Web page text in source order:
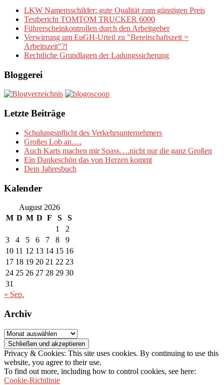
LKW Namensschilder: gute Qualität zum günstigen Preis
Testbericht TOMTOM TRUCKER 6000
Führerscheinkontrollen durch den Arbeitgeber
Verwirrung um EuGH-Urteil zu "Bereitschaftszeit =
Arbeitszeit"?!
Rechtliche Grundlagen der Ladungssicherung
Bloggerei
Letzte Beiträge
Schulungspflicht des Verkehrsunternehmers
Großes Lob an….
Auch Karts machen mir Spass….nicht nur die ganz Großen
Ein Dankeschön das von Herzen kommt
Dein Jahresbuch
Kalender
August 2026
M D M D F S
S
1
2
3
4 5 6 7 8
9
10 11 12 13 14 15 16
17 18 19 20 21 22 23
24 25 26 27 28 29 30
31
« Sep.
Archiv
Archiv
Privacy & Cookies: This site uses cookies. By continuing to use this
website, you agree to their use.
To find out more, including how to control cookies, see here:
Cookie-Richtlinie